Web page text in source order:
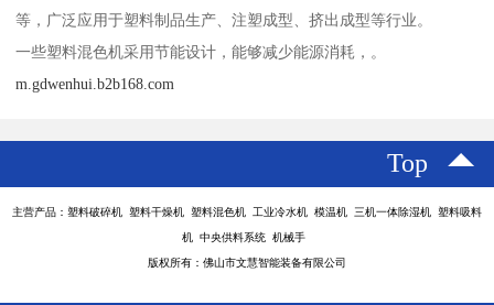
等，广泛应用于塑料制品生产、注塑成型、挤出成型等行业。
一些塑料混色机采用节能设计，能够减少能源消耗，。
m.gdwenhui.b2b168.com
Top
主营产品：塑料破碎机 塑料干燥机 塑料混色机 工业冷水机 模温机 三机一体除湿机 塑料吸料
机 中央供料系统 机械手
版权所有：佛山市文慧智能装备有限公司